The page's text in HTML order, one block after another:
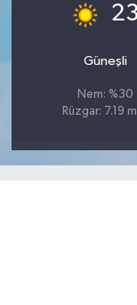
23
Güneşli
Nem: %30
Rüzgar: 7.19